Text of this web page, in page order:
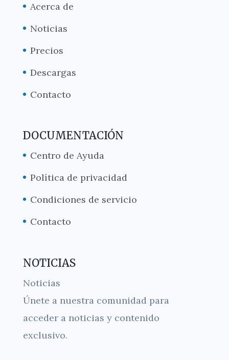
Acerca de
Noticias
Precios
Descargas
Contacto
DOCUMENTACIÓN
Centro de Ayuda
Política de privacidad
Condiciones de servicio
Contacto
NOTICIAS
Noticias
Únete a nuestra comunidad para
acceder a noticias y contenido
exclusivo.